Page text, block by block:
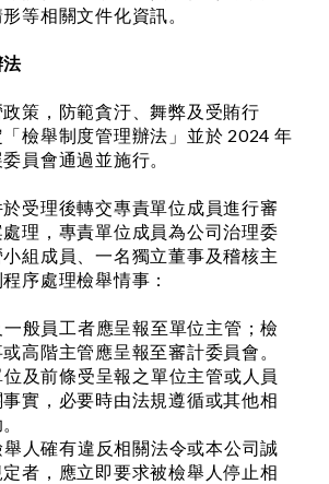
等相關文件化資訊。
法
策，防範貪汙、舞弊及受賄行
檢舉制度管理辦法」並於 2024 年
員會通過並施行。
受理後轉交專責單位成員進行審
理，專責單位成員為公司治理委
組成員、一名獨立董事及稽核主
序處理檢舉情事：
般員工者應呈報至單位主管；檢
高階主管應呈報至審計委員會。
及前條受呈報之單位主管或人員
實，必要時由法規遵循或其他相
人確有違反相關法令或本公司誠
者，應立即要求被檢舉人停止相